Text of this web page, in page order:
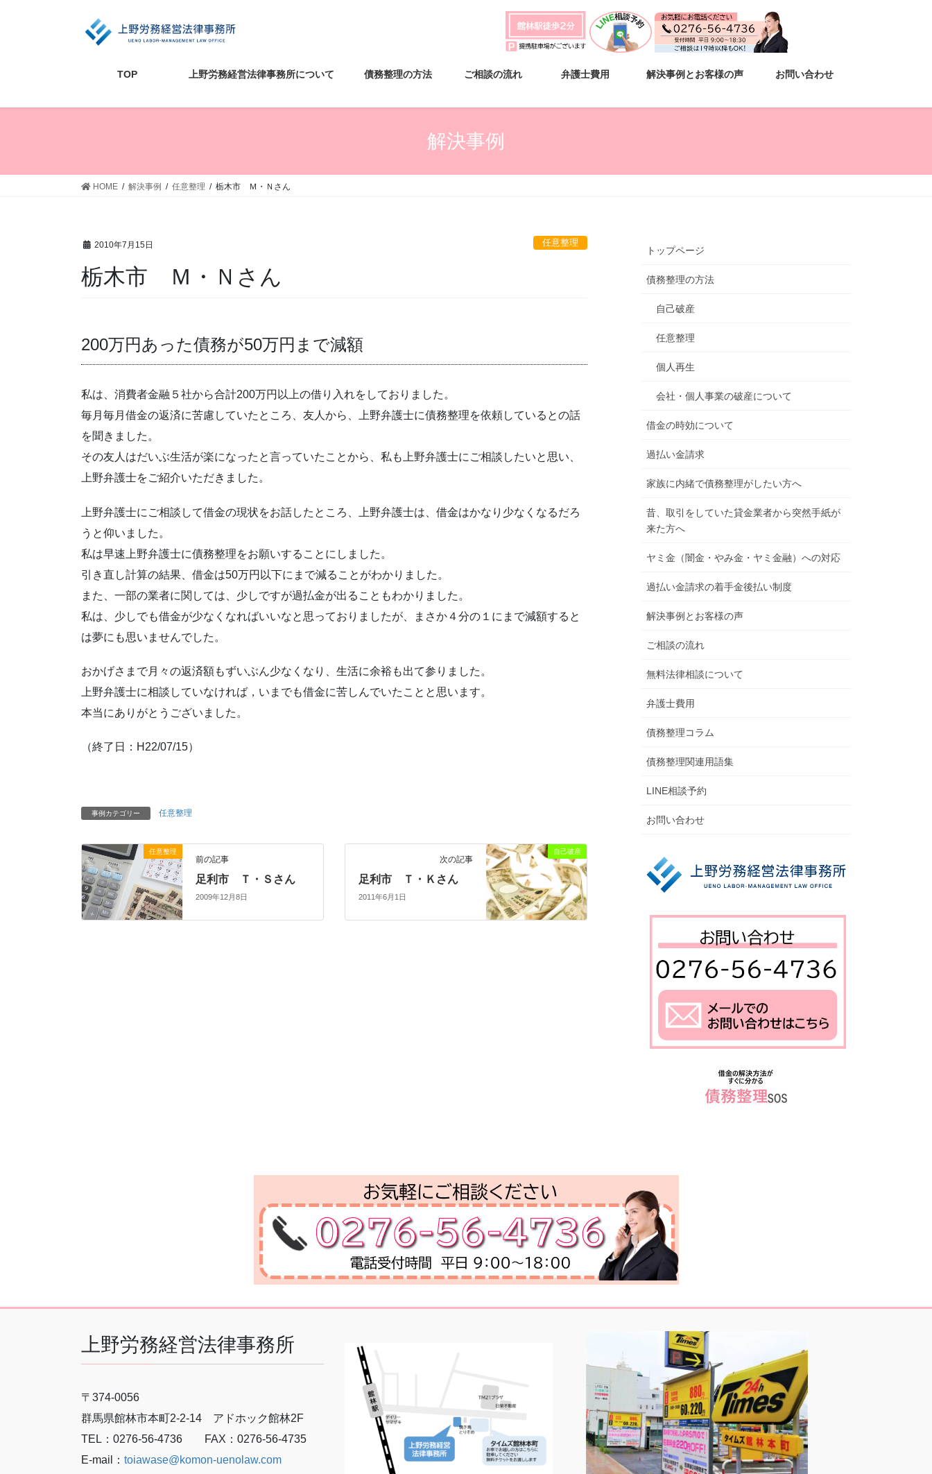
移
ン
TOP 上野労務経営法律事務所について 債務整理の方法 ご相談の流れ 弁護士費用 解決事例とお客様の声 お問い合わせ
解決事例
HOME 解決事例 任意整理 栃木市 Ｍ・Ｎさん
2010年7月15日 任意整理
栃木市 Ｍ・Ｎさん
200万円あった債務が50万円まで減額
私は、消費者金融５社から合計200万円以上の借り入れをしておりました。
毎月毎月借金の返済に苦慮していたところ、友人から、上野弁護士に債務整理を依頼しているとの話
を聞きました。
その友人はだいぶ生活が楽になったと言っていたことから、私も上野弁護士にご相談したいと思い、
上野弁護士をご紹介いただきました。
上野弁護士にご相談して借金の現状をお話したところ、上野弁護士は、借金はかなり少なくなるだろ
うと仰いました。
私は早速上野弁護士に債務整理をお願いすることにしました。
引き直し計算の結果、借金は50万円以下にまで減ることがわかりました。
また、一部の業者に関しては、少しですが過払金が出ることもわかりました。
私は、少しでも借金が少なくなればいいなと思っておりましたが、まさか４分の１にまで減額すると
は夢にも思いませんでした。
おかげさまで月々の返済額もずいぶん少なくなり、生活に余裕も出て参りました。
上野弁護士に相談していなければ，いまでも借金に苦しんでいたことと思います。
本当にありがとうございました。
（終了日：H22/07/15）
事例カテゴリー 任意整理
任意整理
前の記事
足利市 Ｔ・Ｓさん
2009年12月8日
自己破産
次の記事
足利市 Ｔ・Ｋさん
2011年6月1日
トップページ
債務整理の方法
自己破産
任意整理
個人再生
会社・個人事業の破産について
借金の時効について
過払い金請求
家族に内緒で債務整理がしたい方へ
昔、取引をしていた貸金業者から突然手紙が
来た方へ
ヤミ金（闇金・やみ金・ヤミ金融）への対応
過払い金請求の着手金後払い制度
解決事例とお客様の声
ご相談の流れ
無料法律相談について
弁護士費用
債務整理コラム
債務整理関連用語集
LINE相談予約
お問い合わせ
上野労務経営法律事務所
〒374-0056
群馬県館林市本町2-2-14 アドホック館林2F
TEL：0276-56-4736 FAX：0276-56-4735
E-mail： toiawase@komon-uenolaw.com